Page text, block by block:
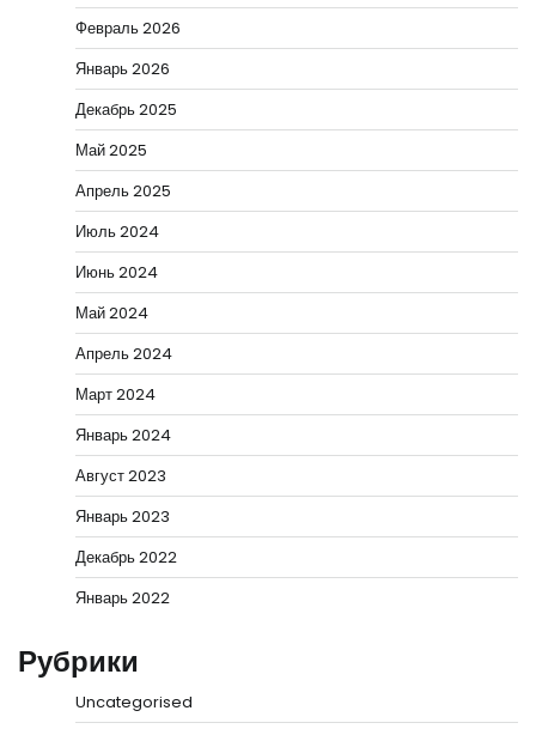
Февраль 2026
Январь 2026
Декабрь 2025
Май 2025
Апрель 2025
Июль 2024
Июнь 2024
Май 2024
Апрель 2024
Март 2024
Январь 2024
Август 2023
Январь 2023
Декабрь 2022
Январь 2022
Рубрики
Uncategorised